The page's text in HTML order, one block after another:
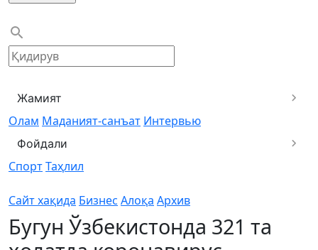
Жамият
Олам Маданият-санъат Интервью
Фойдали
СпортТаҳлил
Сайт хақида Бизнес Алоқа Архив
Бугун Ўзбекистонда 321 та